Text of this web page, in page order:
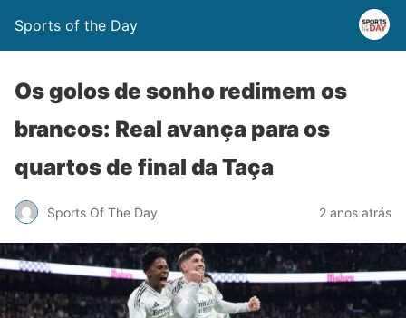
Sports of the Day
Os golos de sonho redimem os
brancos: Real avança para os
quartos de final da Taça
Sports Of The Day 2 anos atrás